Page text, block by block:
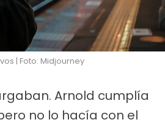
| Foto: Midjourney
Arnold cumplía
no lo hacía con el